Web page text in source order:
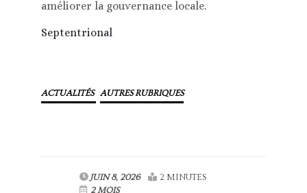
améliorer la gouvernance locale.
Septentrional
ACTUALITÉS AUTRES RUBRIQUES
JUIN 8, 2026
2 MINUTES
2 MOIS